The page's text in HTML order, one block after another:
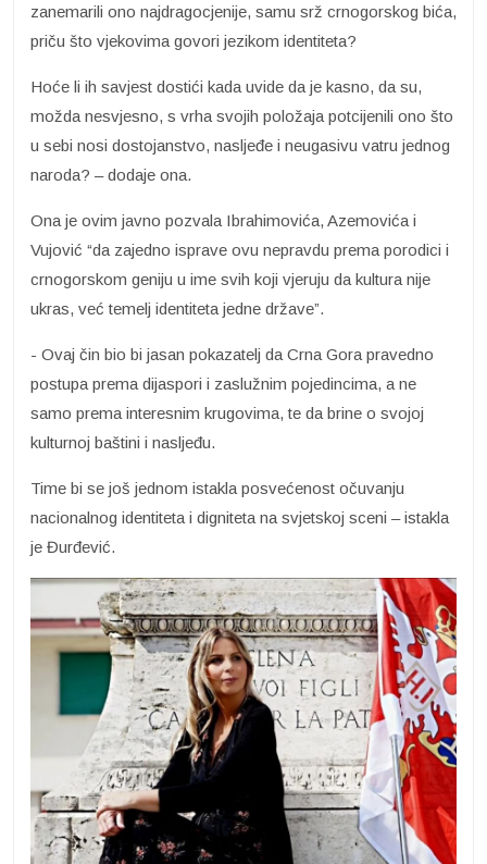
zanemarili ono najdragocjenije, samu srž crnogorskog bića,
priču što vjekovima govori jezikom identiteta?
Hoće li ih savjest dostići kada uvide da je kasno, da su,
možda nesvjesno, s vrha svojih položaja potcijenili ono što
u sebi nosi dostojanstvo, nasljeđe i neugasivu vatru jednog
naroda? – dodaje ona.
Ona je ovim javno pozvala Ibrahimovića, Azemovića i
Vujović “da zajedno isprave ovu nepravdu prema porodici i
crnogorskom geniju u ime svih koji vjeruju da kultura nije
ukras, već temelj identiteta jedne države”.
- Ovaj čin bio bi jasan pokazatelj da Crna Gora pravedno
postupa prema dijaspori i zaslužnim pojedincima, a ne
samo prema interesnim krugovima, te da brine o svojoj
kulturnoj baštini i nasljeđu.
Time bi se još jednom istakla posvećenost očuvanju
nacionalnog identiteta i digniteta na svjetskoj sceni – istakla
je Đurđević.